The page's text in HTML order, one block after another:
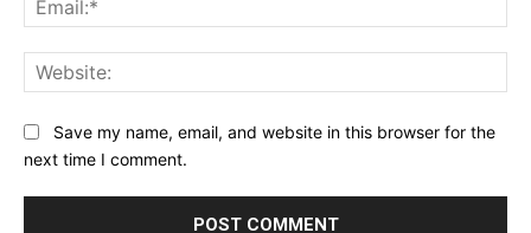
Save my name, email, and website in this browser for the
next time I comment.